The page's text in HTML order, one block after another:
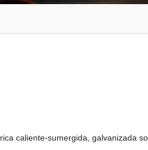
caliente-sumergida, galvanizada